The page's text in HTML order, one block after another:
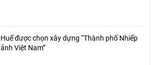
Huế được chọn xây dựng “Thành phố Nhiếp
ảnh Việt Nam”